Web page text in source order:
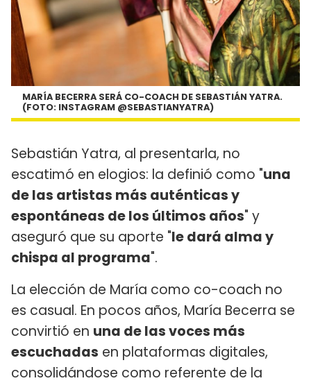
MARÍA BECERRA SERÁ CO-COACH DE SEBASTIÁN YATRA.
(FOTO: INSTAGRAM @SEBASTIANYATRA)
Sebastián Yatra, al presentarla, no
escatimó en elogios: la definió como "una
de las artistas más auténticas y
espontáneas de los últimos años" y
aseguró que su aporte "le dará alma y
chispa al programa".
La elección de María como co-coach no
es casual. En pocos años, María Becerra se
convirtió en una de las voces más
escuchadas en plataformas digitales,
consolidándose como referente de la